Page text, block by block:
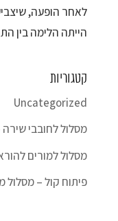
לאחר הופעה,
הייתה הלימה בין
קטגוריות
Uncategorized
מסלול לחובבי
מסלול למורים
פיתוח קול – מסלול